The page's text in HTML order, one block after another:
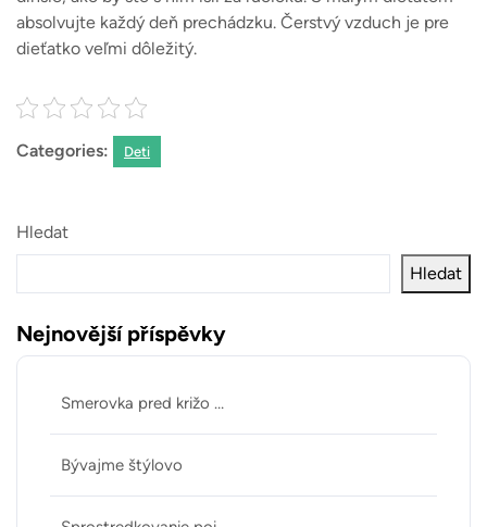
absolvujte každý deň prechádzku. Čerstvý vzduch je pre
dieťatko veľmi dôležitý.
Categories: Deti
Hledat
Hledat
Nejnovější příspěvky
Smerovka pred križo …
Bývajme štýlovo